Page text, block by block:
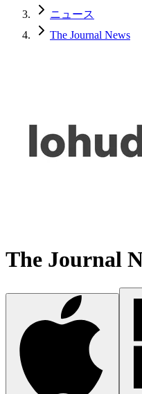
ニュース
The Journal News
The Journal